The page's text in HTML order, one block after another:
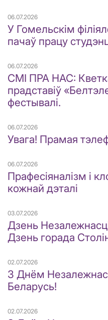
06.07.2026
У Гомельскім
пачаў працу
06.07.2026
СМІ ПРА НАС:
прадставіў
фестывалі.
06.07.2026
Увага! Прамая
06.07.2026
Прафесіяналізм і
кожнай дэталі
03.07.2026
Дзень
Дзень горада
02.07.2026
З Днём
Беларусь!
02.07.2026